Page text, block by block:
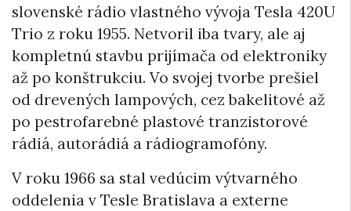
slovenské rádio vlastného vývoja Tesla 420U
Trio z roku 1955. Netvoril iba tvary, ale aj
kompletnú stavbu prijímača od elektroniky
až po konštrukciu. Vo svojej tvorbe prešiel
od drevených lampových, cez bakelitové až
po pestrofarebné plastové tranzistorové
rádiá, autorádiá a rádiogramofóny.
V roku 1966 sa stal vedúcim výtvarného
oddelenia v Tesle Bratislava a externe